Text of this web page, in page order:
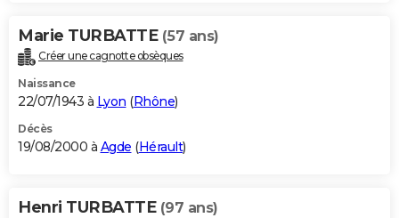
Marie TURBATTE (57 ans)
Créer une cagnotte obsèques
Naissance
22/07/1943 à Lyon (Rhône)
Décès
19/08/2000 à Agde (Hérault)
Henri TURBATTE (97 ans)